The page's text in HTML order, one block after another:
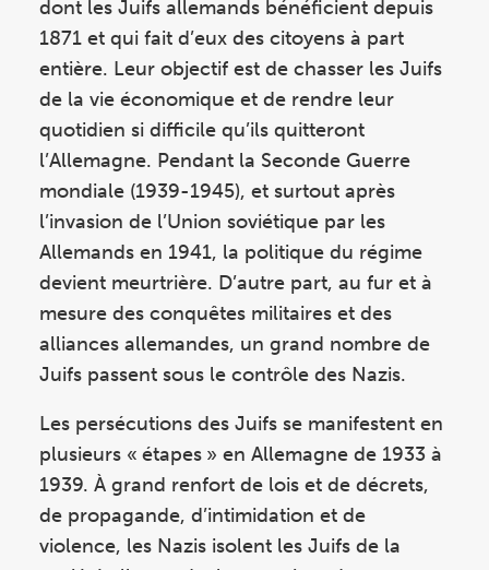
dont les Juifs allemands bénéficient depuis
1871 et qui fait d’eux des citoyens à part
entière. Leur objectif est de chasser les Juifs
de la vie économique et de rendre leur
quotidien si difficile qu’ils quitteront
l’Allemagne. Pendant la Seconde Guerre
mondiale (1939-1945), et surtout après
l’invasion de l’Union soviétique par les
Allemands en 1941, la politique du régime
devient meurtrière. D’autre part, au fur et à
mesure des conquêtes militaires et des
alliances allemandes, un grand nombre de
Juifs passent sous le contrôle des Nazis.
Les persécutions des Juifs se manifestent en
plusieurs « étapes » en Allemagne de 1933 à
1939. À grand renfort de lois et de décrets,
de propagande, d’intimidation et de
violence, les Nazis isolent les Juifs de la